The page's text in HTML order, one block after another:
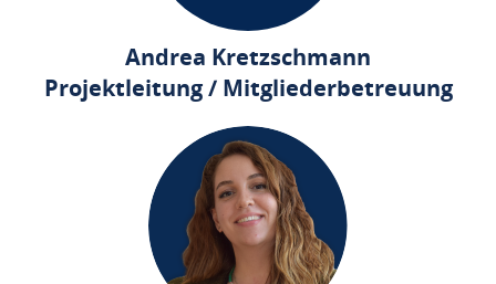
Andrea Kretzschmann
Projektleitung / Mitgliederbetreuung